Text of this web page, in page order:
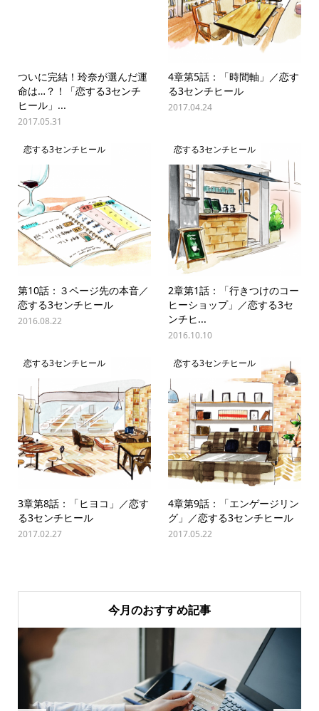
ついに完結！玲奈が選んだ運
命は…？！「恋する3センチ
ヒール」...
2017.05.31
4章第5話：「時間軸」／恋す
る3センチヒール
2017.04.24
恋する3センチヒール
第10話：３ページ先の本音／
恋する3センチヒール
2016.08.22
恋する3センチヒール
2章第1話：「行きつけのコー
ヒーショップ」／恋する3セ
ンチヒ...
2016.10.10
恋する3センチヒール
3章第8話：「ヒヨコ」／恋す
る3センチヒール
2017.02.27
恋する3センチヒール
4章第9話：「エンゲージリン
グ」／恋する3センチヒール
2017.05.22
今月のおすすめ記事